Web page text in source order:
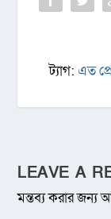
ট্যাগ: এত
LEAVE A
মন্তব্য করার